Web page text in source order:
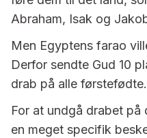
Abraham, Isak og
Men Egyptens farao
Derfor sendte Gud 10
drab på alle førstefødte.
For at undgå drabet
en meget specifik